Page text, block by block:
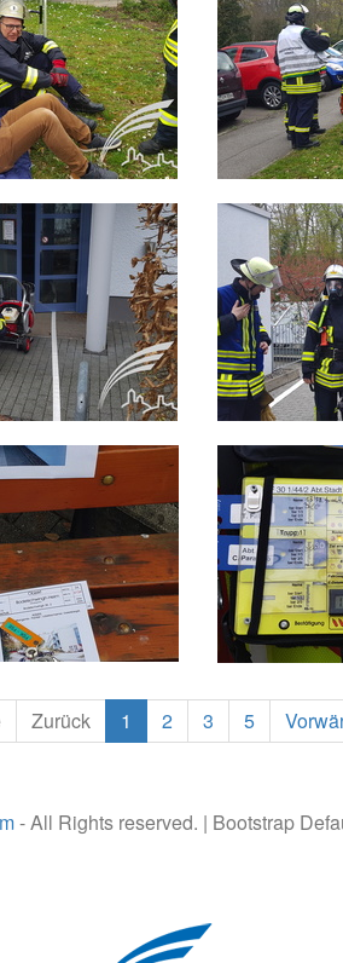
Zurück 1 2 3 5
- All Rights reserved. | Bootstrap